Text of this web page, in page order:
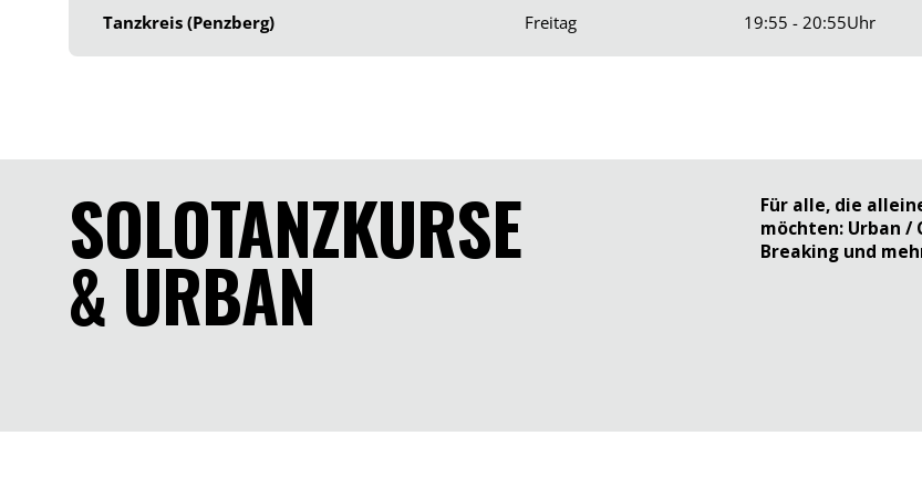
Tanzkreis (Penzberg) Freitag 19:55 - 20:55Uhr
SOLOTANZKURSE
& URBAN
Für alle, die
möchten: Urban /
Breaking und